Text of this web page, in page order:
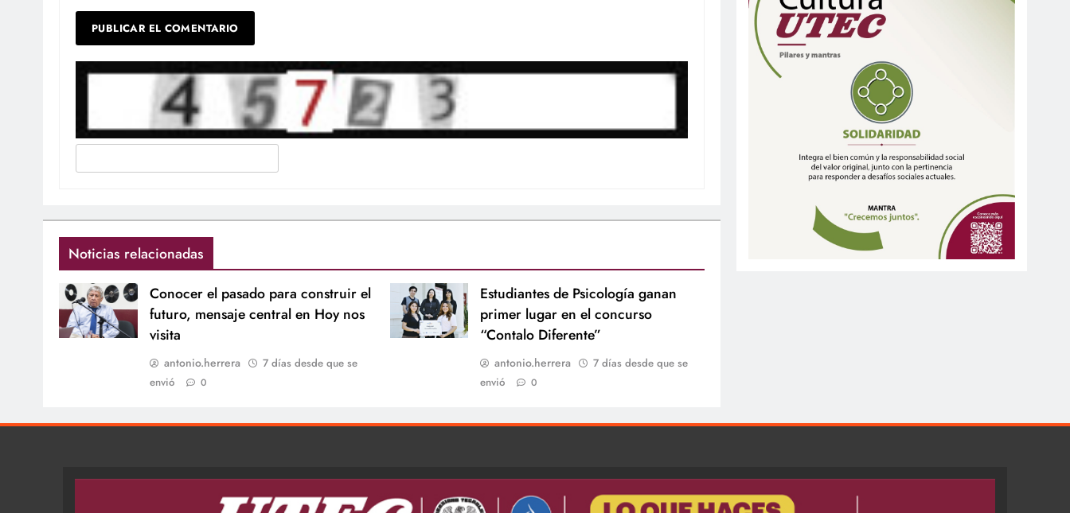
Noticias relacionadas
Conocer el pasado para construir el
futuro, mensaje central en Hoy nos
visita
antonio.herrera
7 días desde que se
envió
0
Estudiantes de Psicología ganan
primer lugar en el concurso
“Contalo Diferente”
antonio.herrera
7 días desde que se
envió
0